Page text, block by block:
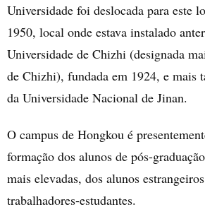
Universidade foi deslocada para este
1950, local onde estava instalado
Universidade de Chizhi (designada
de Chizhi), fundada em 1924, e mais
da Universidade Nacional de Jinan.
O campus de Hongkou é
formação dos alunos de pós-
mais elevadas, dos alunos
trabalhadores-estudantes.